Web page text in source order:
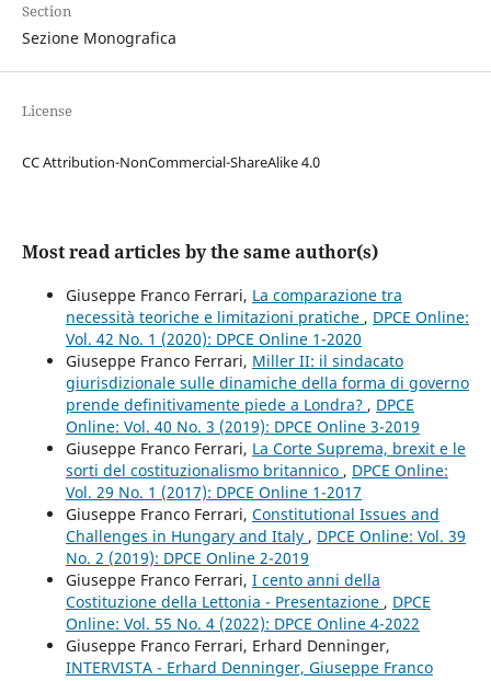
Section
Sezione Monografica
License
CC Attribution-NonCommercial-ShareAlike 4.0
Most read articles by the same author(s)
Giuseppe Franco Ferrari, La comparazione tra
necessità teoriche e limitazioni pratiche , DPCE Online:
Vol. 42 No. 1 (2020): DPCE Online 1-2020
Giuseppe Franco Ferrari, Miller II: il sindacato
giurisdizionale sulle dinamiche della forma di governo
prende definitivamente piede a Londra? , DPCE
Online: Vol. 40 No. 3 (2019): DPCE Online 3-2019
Giuseppe Franco Ferrari, La Corte Suprema, brexit e le
sorti del costituzionalismo britannico , DPCE Online:
Vol. 29 No. 1 (2017): DPCE Online 1-2017
Giuseppe Franco Ferrari, Constitutional Issues and
Challenges in Hungary and Italy , DPCE Online: Vol. 39
No. 2 (2019): DPCE Online 2-2019
Giuseppe Franco Ferrari, I cento anni della
Costituzione della Lettonia - Presentazione , DPCE
Online: Vol. 55 No. 4 (2022): DPCE Online 4-2022
Giuseppe Franco Ferrari, Erhard Denninger,
INTERVISTA - Erhard Denninger, Giuseppe Franco